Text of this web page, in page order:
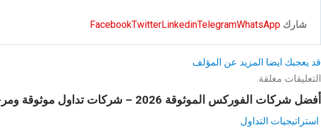
شارك FacebookTwitterLinkedinTelegramWhatsApp
قد يعجبك ايضا المزيد عن المؤلف
التعليقات مغلقة.
أفضل شركات الفوركس الموثوقة 2026 – شركات تداول موثوقة ومرخصة
استراتيجيات التداول